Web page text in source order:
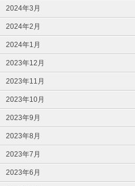
2024年3月
2024年2月
2024年1月
2023年12月
2023年11月
2023年10月
2023年9月
2023年8月
2023年7月
2023年6月